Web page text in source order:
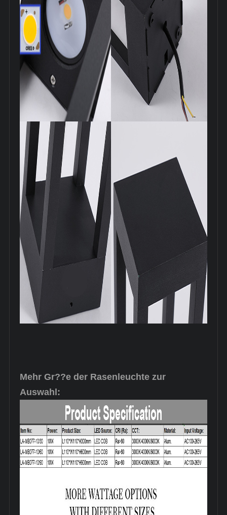
Mehr Gr??e der Rasenleuchte zur
Auswahl: